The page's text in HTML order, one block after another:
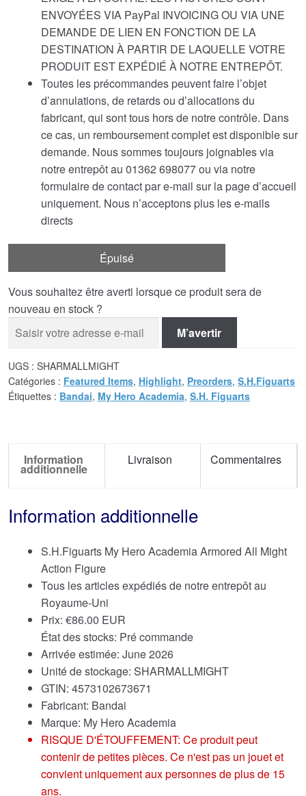
ENVOYÉES VIA PayPal INVOICING OU VIA UNE
DEMANDE DE LIEN EN FONCTION DE LA
DESTINATION À PARTIR DE LAQUELLE VOTRE
PRODUIT EST EXPÉDIÉ À NOTRE ENTREPÔT.
Toutes les précommandes peuvent faire l’objet
d’annulations, de retards ou d’allocations du
fabricant, qui sont tous hors de notre contrôle. Dans
ce cas, un remboursement complet est disponible sur
demande. Nous sommes toujours joignables via
notre entrepôt au 01362 698077 ou via notre
formulaire de contact par e-mail sur la page d’accueil
uniquement. Nous n’acceptons plus les e-mails
directs
Épuisé
Vous souhaitez être averti lorsque ce produit sera de
nouveau en stock ?
M’avertir
UGS : SHARMALLMIGHT
Catégories : Featured Items, Highlight, Preorders, S.H.Figuarts
Étiquettes : Bandai, My Hero Academia, S.H. Figuarts
Information
additionnelle
Livraison Commentaires
Information additionnelle
S.H.Figuarts My Hero Academia Armored All Might
Action Figure
Tous les articles expédiés de notre entrepôt au
Royaume-Uni
Prix: €86.00 EUR
État des stocks: Pré commande
Arrivée estimée: June 2026
Unité de stockage: SHARMALLMIGHT
GTIN: 4573102673671
Fabricant: Bandai
Marque: My Hero Academia
RISQUE D'ÉTOUFFEMENT: Ce produit peut
contenir de petites pièces. Ce n'est pas un jouet et
convient uniquement aux personnes de plus de 15
ans.